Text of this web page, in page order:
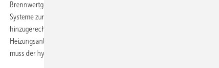
Brennwertgeräte in Hybridanlagen. Weiterhin werden auch digitale
Systeme zur energetischen Betriebs- und Verbrauchsoptimierung
hinzugerechnet sowie die Optimierung bestehender
Heizungsanlagen. Nach umfassenden energetischen Maßnahmen
muss der hydraulische Abgleich zum Leistungsumfang gehören.